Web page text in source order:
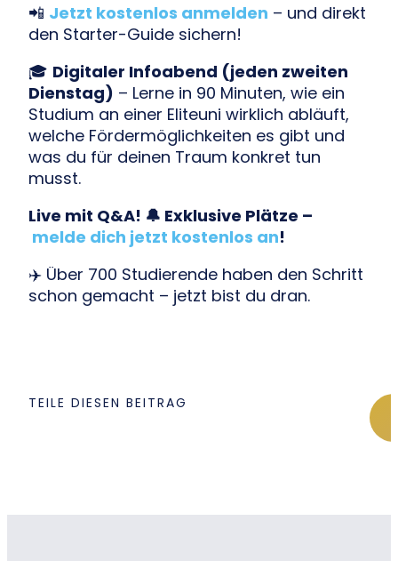
📲 Jetzt kostenlos anmelden – und direkt
den Starter-Guide sichern!
🎓 Digitaler Infoabend (jeden zweiten
Dienstag) – Lerne in 90 Minuten, wie ein
Studium an einer Eliteuni wirklich abläuft,
welche Fördermöglichkeiten es gibt und
was du für deinen Traum konkret tun
musst.
Live mit Q&A! 🔔 Exklusive Plätze –
melde dich jetzt kostenlos an!
✈️ Über 700 Studierende haben den Schritt
schon gemacht – jetzt bist du dran.
TEILE DIESEN BEITRAG